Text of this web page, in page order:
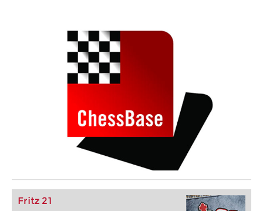
Fritz 21